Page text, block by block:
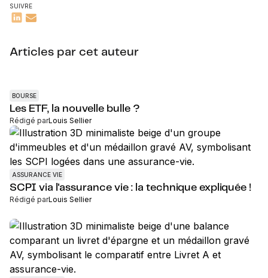
SUIVRE
Articles par cet auteur
BOURSE
Les ETF, la nouvelle bulle ?
Rédigé parLouis Sellier
ASSURANCE VIE
SCPI via l'assurance vie : la technique expliquée !
Rédigé parLouis Sellier